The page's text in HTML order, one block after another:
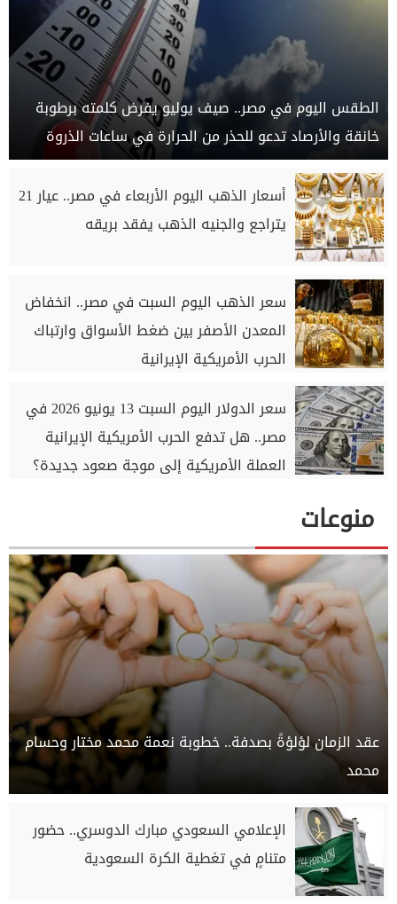
الطقس اليوم في مصر.. صيف يوليو يفرض كلمته برطوبة
خانقة والأرصاد تدعو للحذر من الحرارة في ساعات الذروة
أسعار الذهب اليوم الأربعاء في مصر.. عيار 21
يتراجع والجنيه الذهب يفقد بريقه
سعر الذهب اليوم السبت في مصر.. انخفاض
المعدن الأصفر بين ضغط الأسواق وارتباك
الحرب الأمريكية الإيرانية
سعر الدولار اليوم السبت 13 يونيو 2026 في
مصر.. هل تدفع الحرب الأمريكية الإيرانية
العملة الأمريكية إلى موجة صعود جديدة؟
منوعات
عقد الزمان لؤلؤةً بصدفة.. خطوبة نعمة محمد مختار وحسام
محمد
الإعلامي السعودي مبارك الدوسري.. حضور
متنامٍ في تغطية الكرة السعودية